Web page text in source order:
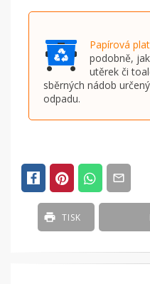
Papírová
podobně,
utěrek či
sběrných nádob
odpadu.
TISK